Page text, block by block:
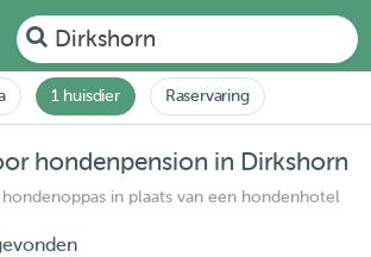
Dirkshorn
1 huisdier Raservaring
hondenpension in Dirkshorn
in plaats van een hondenhotel